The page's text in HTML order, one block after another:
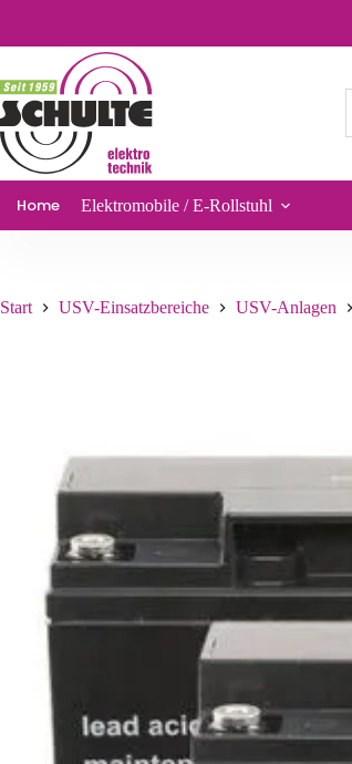
Home Elektromobile / E-Rollstuhl
Start USV-Einsatzbereiche USV-Anlagen